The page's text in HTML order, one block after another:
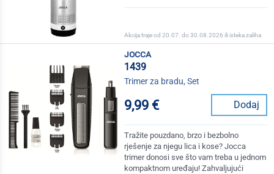
Akcija traje od 20.07. do 30.08.2026 ili isteka zaliha
jocca
1439
Trimer za bradu, Set
9,99 € Dodaj
Tražite pouzdano, brzo i bezbolno
rješenje za njegu lica i kose? Jocca
trimer donosi sve što vam treba u jednom
kompaktnom uređaju! Zahvaljujući